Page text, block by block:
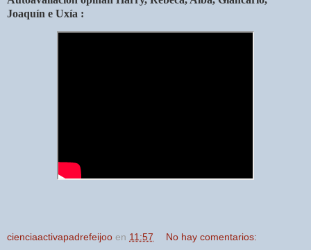
Joaquín e Uxía :
cienciaactivapadrefeijoo en 11:57 No hay comentarios: